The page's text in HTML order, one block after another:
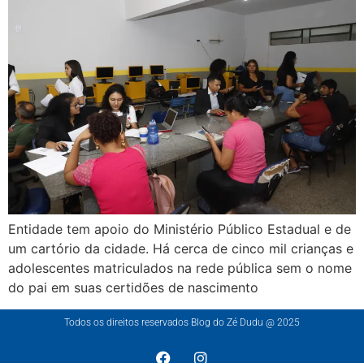
Entidade tem apoio do Ministério Público Estadual e de
um cartório da cidade. Há cerca de cinco mil crianças e
adolescentes matriculados na rede pública sem o nome
do pai em suas certidões de nascimento
Todos os direitos reservados Blog do Zé Dudu @ 2025